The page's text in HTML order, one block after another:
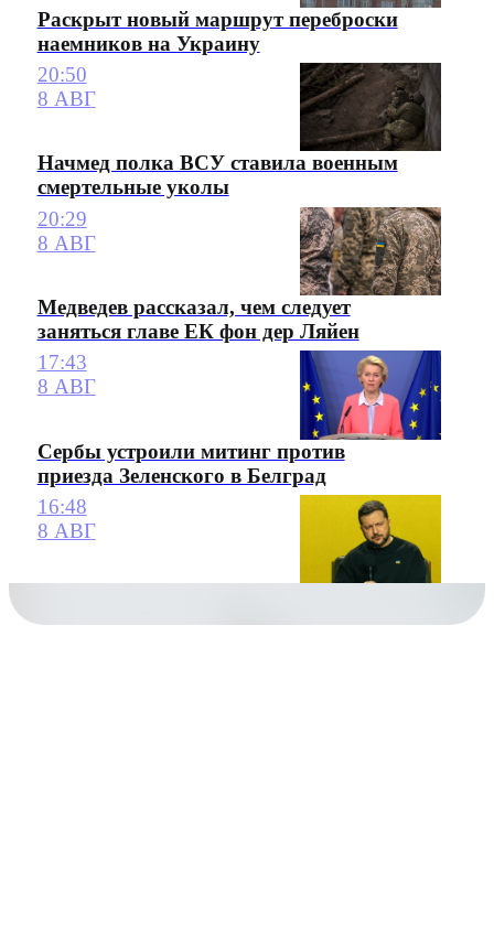
Раскрыт новый маршрут переброски
наемников на Украину
20:50
8 АВГ
Начмед полка ВСУ ставила военным
смертельные уколы
20:29
8 АВГ
Медведев рассказал, чем следует
заняться главе ЕК фон дер Ляйен
17:43
8 АВГ
Сербы устроили митинг против
приезда Зеленского в Белград
16:48
8 АВГ